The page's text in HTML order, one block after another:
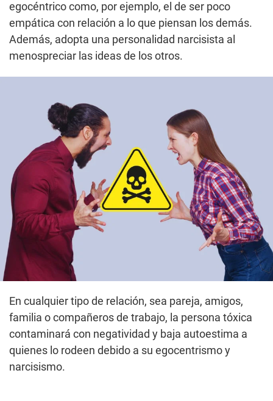
egocéntrico como, por ejemplo, el de ser poco
empática con relación a lo que piensan los demás.
Además, adopta una personalidad narcisista al
menospreciar las ideas de los otros.
En cualquier tipo de relación, sea pareja, amigos,
familia o compañeros de trabajo, la persona tóxica
contaminará con negatividad y baja autoestima a
quienes lo rodeen debido a su egocentrismo y
narcisismo.